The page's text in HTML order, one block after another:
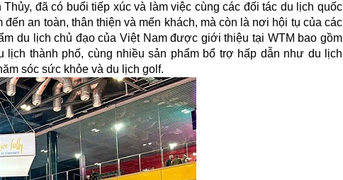
đã có buổi tiếp xúc và làm việc cùng các đối tác du lịch quốc
an toàn, thân thiện và mến khách, mà còn là nơi hội tụ của các
du lịch chủ đạo của Việt Nam được giới thiệu tại WTM bao gồm
thành phố, cùng nhiều sản phẩm bổ trợ hấp dẫn như du lịch
sóc sức khỏe và du lịch golf.